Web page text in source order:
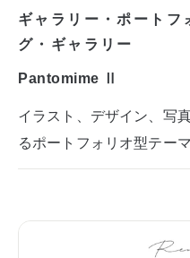
ギャラリー・ポートフ
グ・ギャラリー
Pantomime Ⅱ
イラスト、デザイン、写
るポートフォリオ型テー